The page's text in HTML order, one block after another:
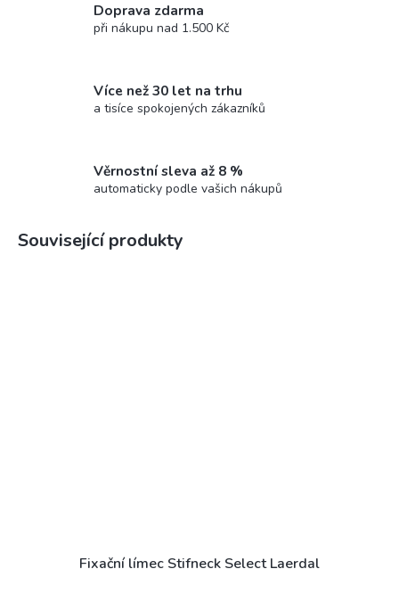
Doprava zdarma
při nákupu nad 1.500 Kč
Více než 30 let na trhu
a tisíce spokojených zákazníků
Věrnostní sleva až 8 %
automaticky podle vašich nákupů
Související produkty
Fixační límec Stifneck Select Laerdal